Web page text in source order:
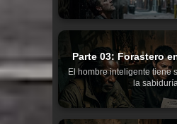
Parte 03: Forastero
El hombre inteligente tiene
la